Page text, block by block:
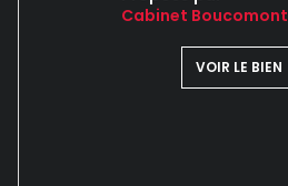
Cabinet Boucomont
VOIR LE BIEN